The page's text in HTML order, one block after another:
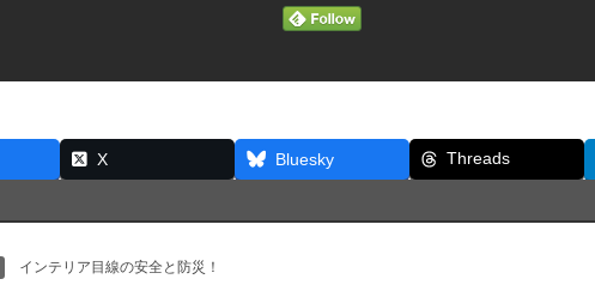
X Bluesky Threads
インテリア目線の安全と防災！